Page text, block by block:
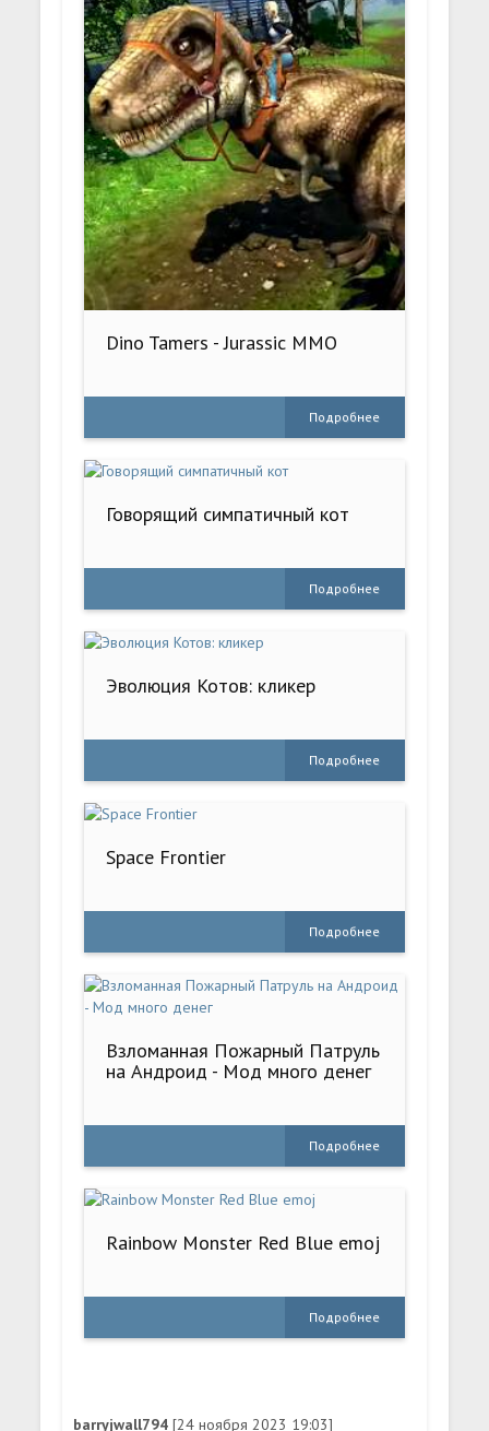
Dino Tamers - Jurassic MMO
Подробнее
Говорящий симпатичный кот
Подробнее
Эволюция Котов: кликер
Подробнее
Space Frontier
Подробнее
Взломанная Пожарный Патруль
на Андроид - Мод много денег
Подробнее
Rainbow Monster Red Blue emoj
Подробнее
barryjwall794[24 ноября 2023 19:03]